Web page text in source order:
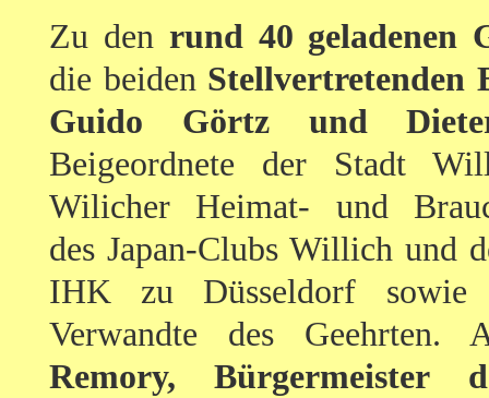
Zu den rund 40 geladenen
die beiden Stellvertretenden
Guido Görtz und
Beigeordnete der Stadt
Wilicher Heimat- und
des Japan-Clubs Willich und
IHK zu Düsseldorf sowie
Verwandte des Geehrten.
Remory, Bürgermeister